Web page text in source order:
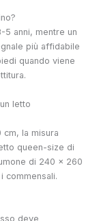
5 anni, mentre un
più affidabile
quando viene
letto
cm, la misura
queen-size di
di 240 x 260
commensali.
deve